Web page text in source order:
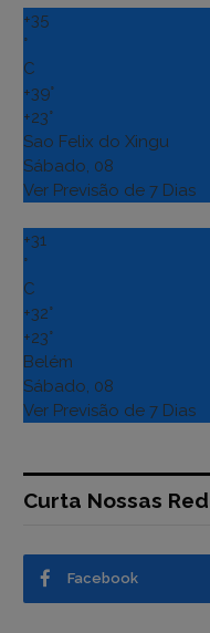
+35
°
C
+39°
+23°
Sao Felix do Xingu
Sábado, 08
Ver Previsão de 7 Dias
+31
°
C
+32°
+23°
Belém
Sábado, 08
Ver Previsão de 7 Dias
Curta Nossas
Facebook